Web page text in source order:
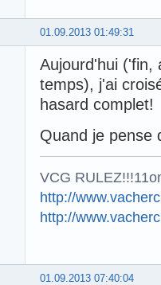
01.09.2013 01:49:31
Aujourd'hui ('fin,
temps), j'ai
hasard complet!
Quand je pense
VCG
http://
http://
01.09.2013 07:40:04